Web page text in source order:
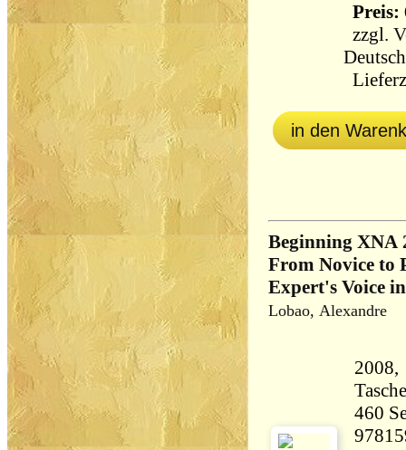
Preis:
zzgl.
in den
Beginning XNA
From Novice to
Expert's Voice
Lobao, Alexandre
2008,
460 Seiten